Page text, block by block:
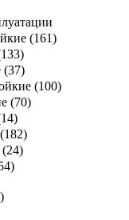
(161)
133)
(37)
(100)
(70)
14)
182)
(24)
)
)